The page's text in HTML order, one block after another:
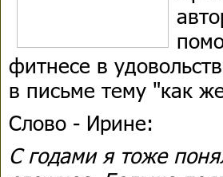
фитнесе в
в письме тему "как
Слово - Ирине:
С годами я тоже